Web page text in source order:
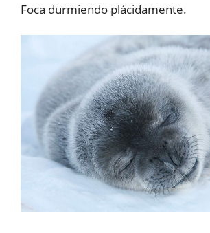
Foca durmiendo plácidamente.